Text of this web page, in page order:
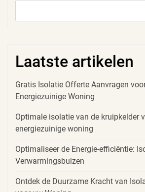
Laatste artikelen
Gratis Isolatie Offerte Aanvragen
Energiezuinige Woning
Optimale isolatie van de kruipkelder
energiezuinige woning
Optimaliseer de Energie-efficiëntie:
Verwarmingsbuizen
Ontdek de Duurzame Kracht van